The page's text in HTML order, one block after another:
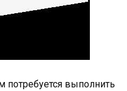
потребуется выполнить